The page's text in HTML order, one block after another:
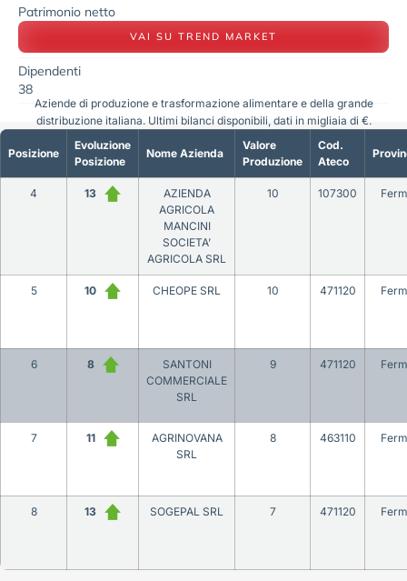
Patrimonio netto
VAI SU TREND MARKET
Dipendenti
38
Posizione
Evoluzione
Posizione
Nome Azienda
Valore
Produzione
Cod.
Ateco
4 13
AZIENDA
AGRICOLA
MANCINI
SOCIETA’
AGRICOLA SRL
10 107300
5 10 CHEOPE SRL 10 471120
6 8
SANTONI
COMMERCIALE
SRL
9 471120
7 11
AGRINOVANA
SRL
8 463110
8 13 SOGEPAL SRL 7 471120
Aziende di produzione e trasformazione alimentare e della grande
distribuzione italiana. Ultimi bilanci disponibili, dati in migliaia di €.